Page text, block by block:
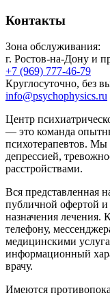
Контакты
Зона обслуживания:
г. Ростов-на-Дону и
+7 (969) 777-46-79
Круглосуточно, без
info@psychophysics.ru
Центр
— это команда
психотерапевтов. Мы
депрессией,
расстройствами.
Вся представленная
публичной офертой и
назначения лечения.
телефону,
медицинскими
информационный
врачу.
Имеются